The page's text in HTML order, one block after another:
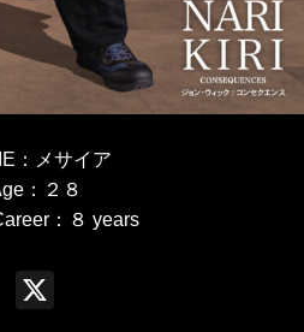
：
メサイア
：２８
：８ years